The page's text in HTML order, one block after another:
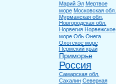
Марий Эл Мертвое
море Московская обл.
Мурманская обл.
Новгородская обл.
Норвегия Норвежское
море Обь Онега
Охотское море
Пермский край
Приморье
Россия
Самарская обл.
Сахалин Северная